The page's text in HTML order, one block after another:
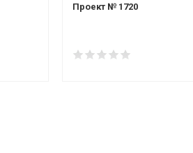
Проект № 1720